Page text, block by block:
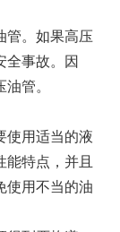
管。如果高压
全事故。因
管。
使用适当的液
能特点，并且
使用不当的油